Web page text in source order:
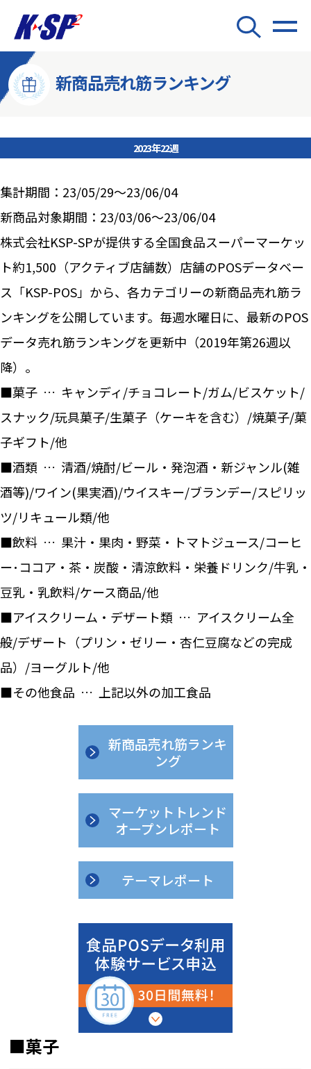
新商品売れ筋ランキング
2023年22週
集計期間：23/05/29～23/06/04
新商品対象期間：23/03/06～23/06/04
株式会社KSP-SPが提供する全国食品スーパーマーケッ
ト約1,500（アクティブ店舗数）店舗のPOSデータベー
ス「KSP-POS」から、各カテゴリーの新商品売れ筋ラ
ンキングを公開しています。毎週水曜日に、最新のPOS
データ売れ筋ランキングを更新中（2019年第26週以
降）。
■菓子 … キャンディ/チョコレート/ガム/ビスケット/
スナック/玩具菓子/生菓子（ケーキを含む）/焼菓子/菓
子ギフト/他
■酒類 … 清酒/焼酎/ビール・発泡酒・新ジャンル(雑
酒等)/ワイン(果実酒)/ウイスキー/ブランデー/スピリッ
ツ/リキュール類/他
■飲料 … 果汁・果肉・野菜・トマトジュース/コーヒ
ー･ココア・茶・炭酸・清涼飲料・栄養ドリンク/牛乳・
豆乳・乳飲料/ケース商品/他
■アイスクリーム・デザート類 … アイスクリーム全
般/デザート（プリン・ゼリー・杏仁豆腐などの完成
品）/ヨーグルト/他
■その他食品 … 上記以外の加工食品
新商品売れ筋ランキ
ング
マーケットトレンド
オープンレポート
テーマレポート
■菓子